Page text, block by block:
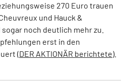
270 Euro trauen
und Hauck &
noch deutlich mehr zu.
erst in den
(DER AKTIONÄR berichtete).